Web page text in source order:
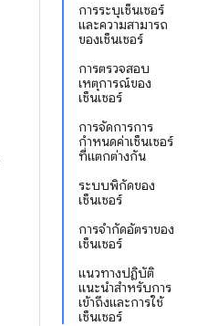
การระบุเซ็นเซอร์
และความสามารถ
ของเซ็นเซอร์
การตรวจสอบ
เหตุการณ์ของ
เซ็นเซอร์
การจัดการการ
กำหนดค่าเซ็นเซอร์
ที่แตกต่างกัน
ระบบพิกัดของ
เซ็นเซอร์
การจำกัดอัตราของ
เซ็นเซอร์
แนวทางปฏิบัติ
แนะนำสำหรับการ
เข้าถึงและการใช้
เซ็นเซอร์